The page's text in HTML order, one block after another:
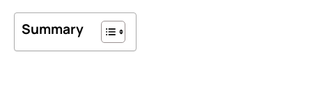
Summary